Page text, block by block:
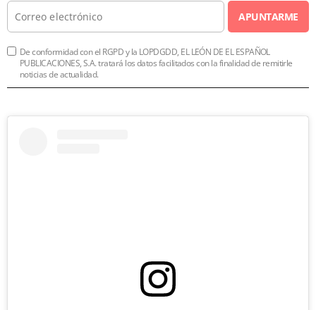
APUNTARME
De conformidad con el RGPD y la LOPDGDD, EL LEÓN DE EL ESPAÑOL
PUBLICACIONES, S.A. tratará los datos facilitados con la finalidad de remitirle
noticias de actualidad.